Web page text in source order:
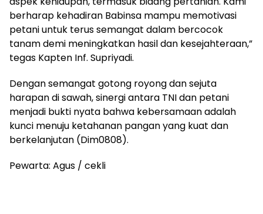
berharap kehadiran Babinsa mampu memotivasi
petani untuk terus semangat dalam bercocok
tanam demi meningkatkan hasil dan kesejahteraan,”
tegas Kapten Inf. Supriyadi.
Dengan semangat gotong royong dan sejuta
harapan di sawah, sinergi antara TNI dan petani
menjadi bukti nyata bahwa kebersamaan adalah
kunci menuju ketahanan pangan yang kuat dan
berkelanjutan (Dim0808).
Pewarta: Agus / cekli